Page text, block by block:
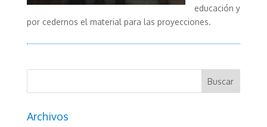
educación y
por cedernos el material para las proyecciones.
Archivos